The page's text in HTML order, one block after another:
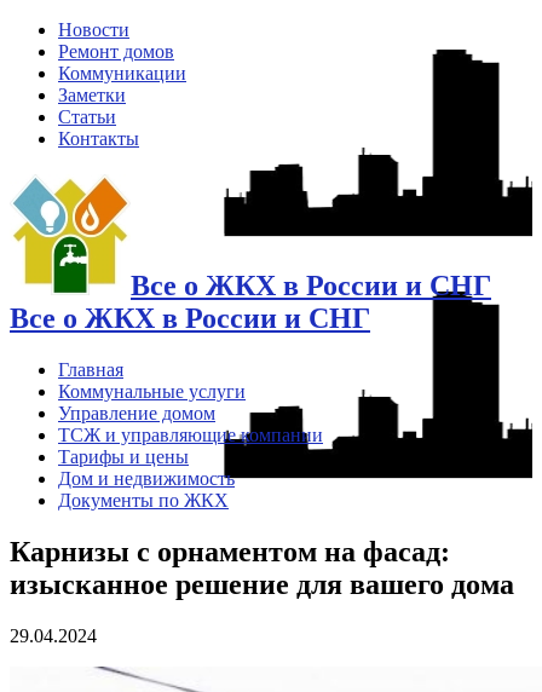
Новости
Ремонт домов
Коммуникации
Заметки
Статьи
Контакты
Все о ЖКХ в России и СНГ
Все о ЖКХ в России и СНГ
Главная
Коммунальные услуги
Управление домом
ТСЖ и управляющие компании
Тарифы и цены
Дом и недвижимость
Документы по ЖКХ
Карнизы с орнаментом на фасад:
изысканное решение для вашего дома
29.04.2024